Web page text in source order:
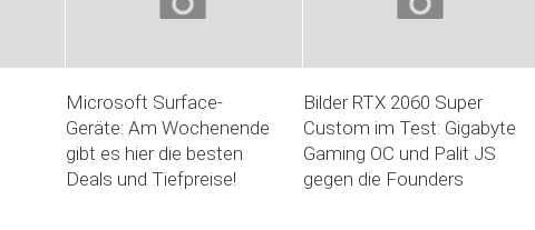
Microsoft Surface-
Geräte: Am Wochenende
gibt es hier die besten
Deals und Tiefpreise!
Bilder RTX 2060 Super
Custom im Test: Gigabyte
Gaming OC und Palit JS
gegen die Founders